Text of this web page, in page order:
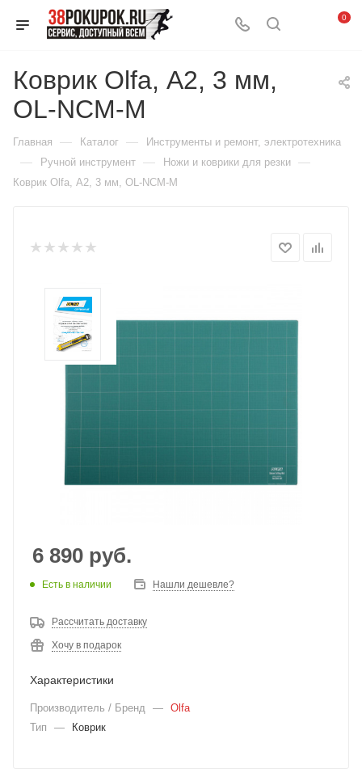
0
Коврик Olfa, А2, 3 мм,
OL-NCM-M
Главная — Каталог — Инструменты и ремонт, электротехника
— Ручной инструмент — Ножи и коврики для резки —
Коврик Olfa, А2, 3 мм, OL-NCM-M
6 890 руб.
Есть в наличии Нашли дешевле?
Рассчитать доставку
Хочу в подарок
Характеристики
Производитель / Бренд — Olfa
Тип
— Коврик